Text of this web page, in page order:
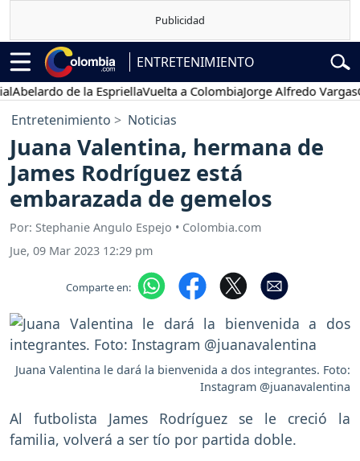
ENTRETENIMIENTO
de la EspriellaVuelta a ColombiaJorge Alfredo Vargas
Entretenimiento Noticias
Juana Valentina, hermana de
James Rodríguez está
embarazada de gemelos
Por: Stephanie Angulo Espejo • Colombia.com
Jue, 09 Mar 2023 12:29 pm
Comparte en:
Juana Valentina le dará la bienvenida a dos integrantes. Foto:
Instagram @juanavalentina
Al futbolista James Rodríguez se le creció la
familia, volverá a ser tío por partida doble.